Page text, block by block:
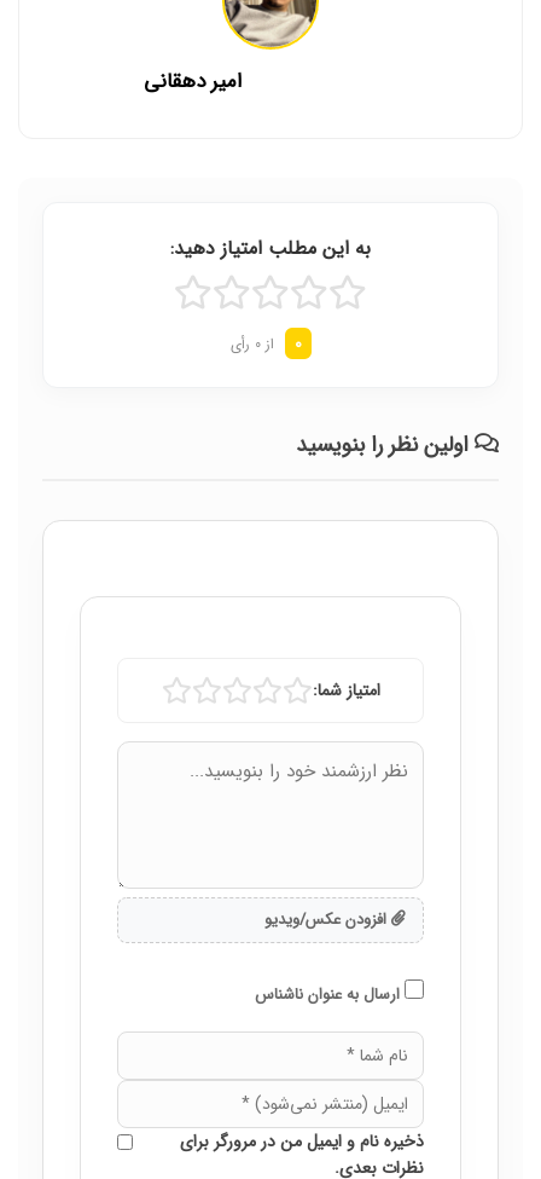
امیر دهقانی
به این مطلب امتیاز دهید:
0 از 0 رأی
اولین نظر را بنویسید
امتیاز شما:
افزودن عکس/ویدیو
ارسال به عنوان ناشناس
ذخیره نام و ایمیل من در مرورگر برای
نظرات بعدی.